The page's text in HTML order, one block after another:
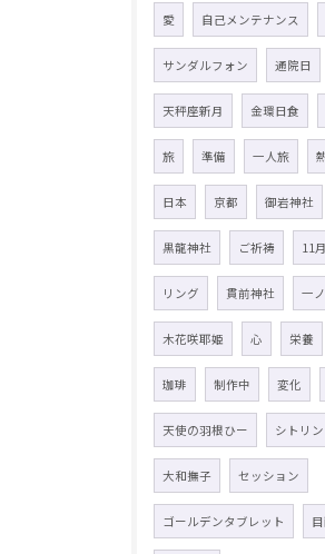
愛 自己メンテナンス
サンダルフォン 通院日
天秤座新月 金環日食
旅 準備 一人旅
日本 京都 御岩神社
黒龍神社 ご祈祷 11
リング 貫前神社 一
木花咲耶姫 心 栄養
珈琲 制作中 変化
天使の羽根ひー シトリン
大和撫子 セッション
ゴールデンタブレット